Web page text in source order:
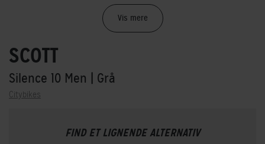
Vis mere
SCOTT
Silence 10 Men | Grå
Citybikes
FIND ET LIGNENDE ALTERNATIV